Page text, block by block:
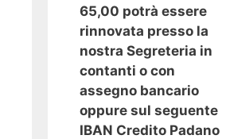
65,00 potrà essere
rinnovata presso la
nostra Segreteria in
contanti o con
assegno bancario
oppure sul seguente
IBAN Credito Padano